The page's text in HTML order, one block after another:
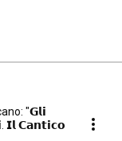
"𝗚𝗹𝗶
𝗜𝗹 𝗖𝗮𝗻𝘁𝗶𝗰𝗼